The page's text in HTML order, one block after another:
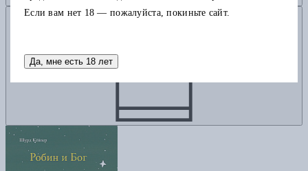
Добавить в корзину
Если вам нет 18 — пожалуйста, покиньте сайт.
Да, мне есть 18 лет